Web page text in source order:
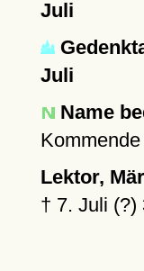
Juli
Juli
Name
Kommende
Lektor,
† 7. Juli (?)